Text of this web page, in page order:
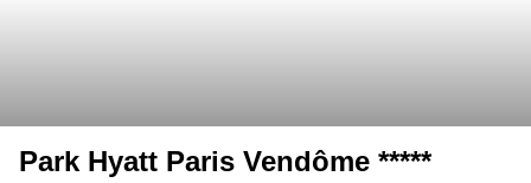
Park Hyatt Paris Vendôme *****